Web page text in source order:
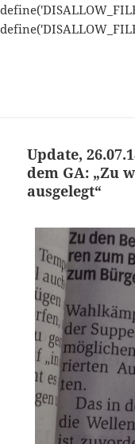
Update,
dem GA: „Zu
ausgelegt“